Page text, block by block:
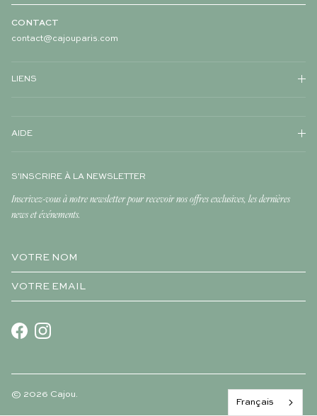
CONTACT
contact@cajouparis.com
LIENS
AIDE
S'INSCRIRE À LA NEWSLETTER
Inscrivez-vous à notre newsletter pour recevoir nos offres exclusives, les dernières
news et événements.
FacebookInstagram
© 2026 Cajou.
Français